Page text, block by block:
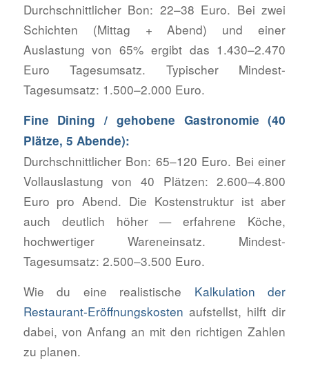
Durchschnittlicher Bon: 22–38 Euro. Bei zwei
Schichten (Mittag + Abend) und einer
Auslastung von 65% ergibt das 1.430–2.470
Euro Tagesumsatz. Typischer Mindest-
Tagesumsatz: 1.500–2.000 Euro.
Fine Dining / gehobene Gastronomie (40
Plätze, 5 Abende):
Durchschnittlicher Bon: 65–120 Euro. Bei einer
Vollauslastung von 40 Plätzen: 2.600–4.800
Euro pro Abend. Die Kostenstruktur ist aber
auch deutlich höher — erfahrene Köche,
hochwertiger Wareneinsatz. Mindest-
Tagesumsatz: 2.500–3.500 Euro.
Wie du eine realistische Kalkulation der
Restaurant-Eröffnungskosten aufstellst, hilft dir
dabei, von Anfang an mit den richtigen Zahlen
zu planen.